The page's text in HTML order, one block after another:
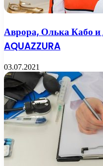
Аврора, Олька Кабо и
AQUAZZURA
03.07.2021